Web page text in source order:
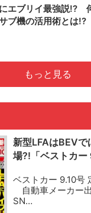
エブリイ最強説!?
ブ機の活用術とは!?
もっと見る
新型LFAはBEV
場?!「ベストカー
ベストカー 9.10号
自動車メーカー
SN…